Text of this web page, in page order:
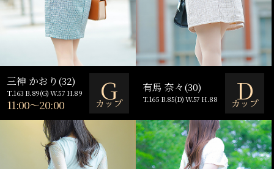
三神 かおり(32)
T.163 B.89(G) W.57 H.89
11:00～20:00 G
カップ
有馬 奈々(30)
T.165 B.85(D) W.57 H.88 D
カップ